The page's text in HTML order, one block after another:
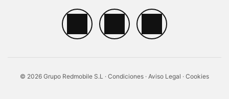
© 2026 Grupo Redmobile S.L · Condiciones · Aviso Legal · Cookies